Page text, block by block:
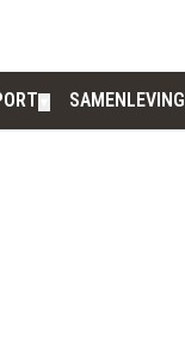
SAMENLEVING